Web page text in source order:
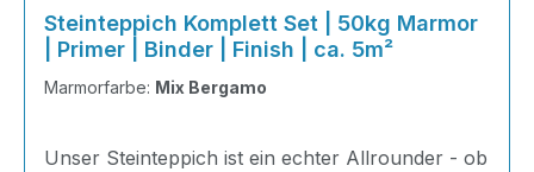
Steinteppich Komplett Set | 50kg Marmor
| Primer | Binder | Finish | ca. 5m²
Marmorfarbe: Mix Bergamo
Unser Steinteppich ist ein echter Allrounder - ob